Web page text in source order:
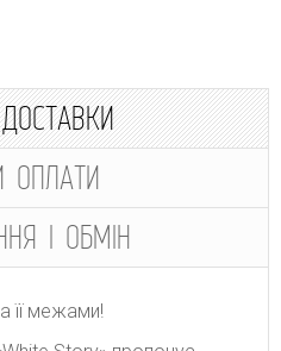
ОПЛАТИ
І ОБМІН
її межами!